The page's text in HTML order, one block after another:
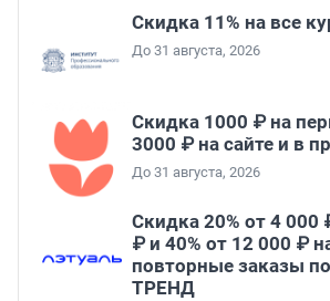
Скидка 11% на все
До 31 августа, 2026
Скидка 1000 ₽ на
3000 ₽ на сайте и в
До 31 августа, 2026
Скидка 20% от 4 000
₽ и 40% от 12 000 ₽
повторные заказы
ТРЕНД